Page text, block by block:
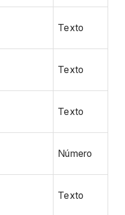
Texto
Texto
Texto
Número
Texto